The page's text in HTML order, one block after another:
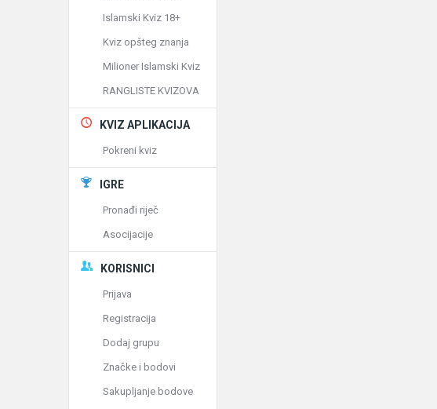
Islamski Kviz 18+
Kviz opšteg znanja
Milioner Islamski Kviz
RANGLISTE KVIZOVA
KVIZ APLIKACIJA
Pokreni kviz
IGRE
Pronađi riječ
Asocijacije
KORISNICI
Prijava
Registracija
Dodaj grupu
Značke i bodovi
Sakupljanje bodove